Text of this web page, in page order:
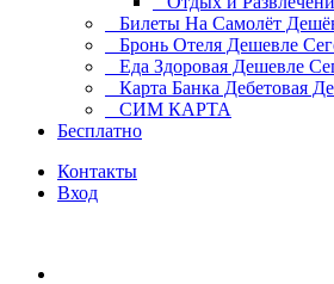
Билеты На Самолёт
Бронь Отеля Дешевле
Еда Здоровая Дешевле
Карта Банка Дебетовая
СИМ КАРТА
Бесплатно
Контакты
Вход